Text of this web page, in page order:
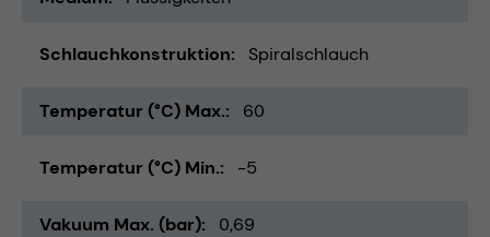
Schlauchkonstruktion Spiralschlauch
Temperatur (°C) Max. 60
Temperatur (°C) Min. -5
Vakuum Max. (bar) 0,69